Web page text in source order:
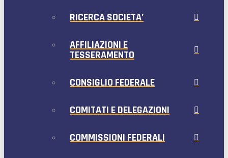
RICERCA SOCIETA’
AFFILIAZIONI E
TESSERAMENTO
CONSIGLIO FEDERALE
COMITATI E DELEGAZIONI
COMMISSIONI FEDERALI